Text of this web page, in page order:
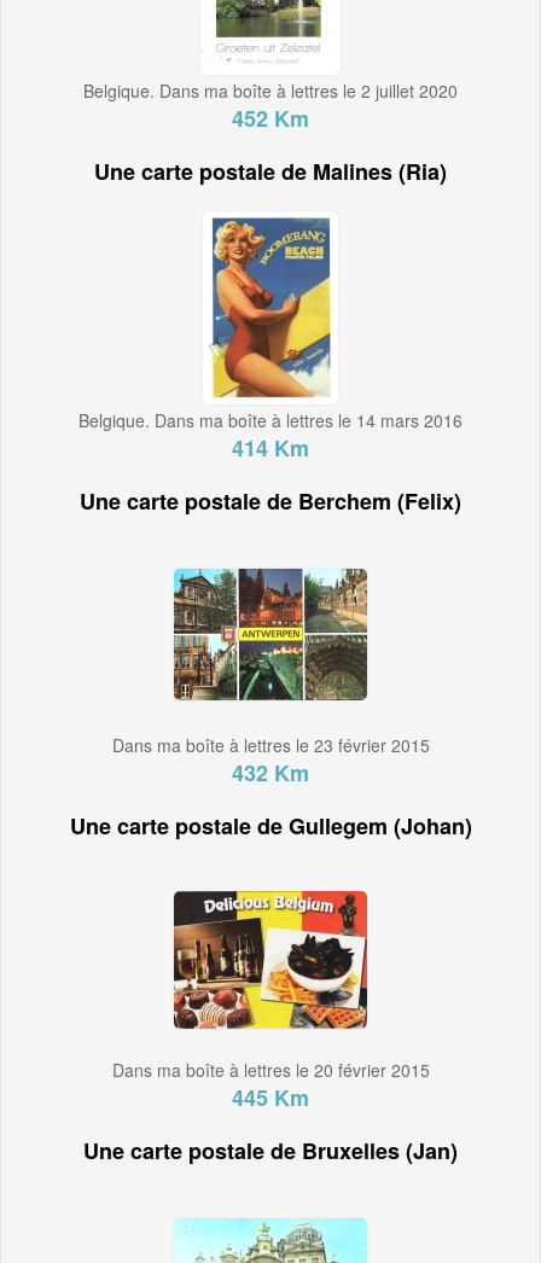
Belgique. Dans ma boîte à lettres le 2 juillet 2020
452 Km
Une carte postale de Malines (Ria)
Belgique. Dans ma boîte à lettres le 14 mars 2016
414 Km
Une carte postale de Berchem (Felix)
Dans ma boîte à lettres le 23 février 2015
432 Km
Une carte postale de Gullegem (Johan)
Dans ma boîte à lettres le 20 février 2015
445 Km
Une carte postale de Bruxelles (Jan)